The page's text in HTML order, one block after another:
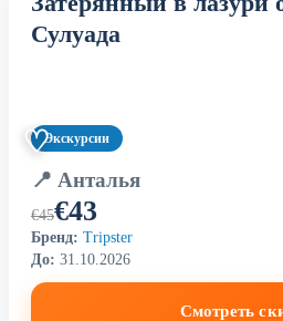
Сулуада
♡Экскурсии
📍 Анталья
€45€43
Бренд: Tripster
До: 31.10.2026
Смотреть